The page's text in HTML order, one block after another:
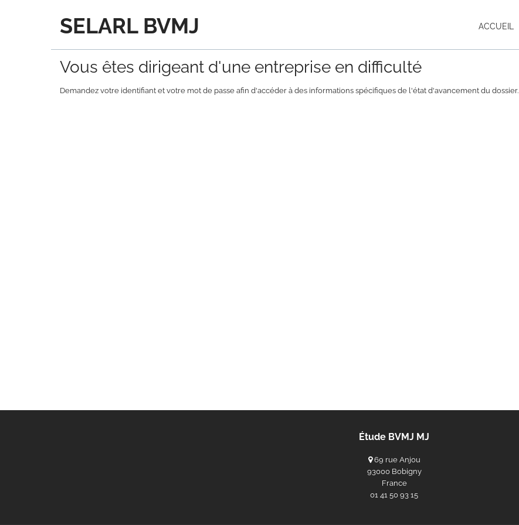
SELARL BVMJ ACCUEIL
Vous êtes dirigeant d'une entreprise en difficulté
Demandez votre identifiant et votre mot de passe afin d'accéder à des informations spécifiques de l'état d'avancement du dossier.
Étude BVMJ MJ
69 rue Anjou
93000 Bobigny
France
‭01 41 50 93 15‬